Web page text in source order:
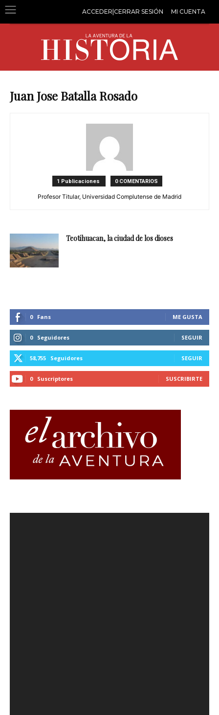
ACCEDER|CERRAR SESIÓN MI CUENTA
Juan Jose Batalla Rosado
1 Publicaciones 0 COMENTARIOS
Profesor Titular, Universidad Complutense de Madrid
Teotihuacan, la ciudad de los dioses
0 Fans ME GUSTA
0 Seguidores SEGUIR
58,755 Seguidores SEGUIR
0 Suscriptores SUSCRIBIRTE